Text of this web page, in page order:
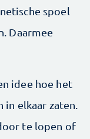
spoel
Daarmee
idee hoe het
elkaar zaten.
te lopen of